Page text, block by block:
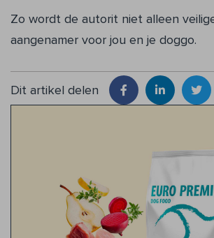
Zo wordt de autorit niet alleen
aangenamer voor jou en je doggo.
Dit artikel delen